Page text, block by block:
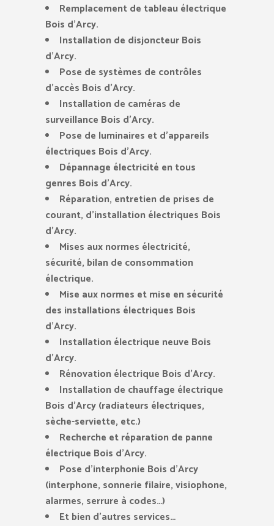
Remplacement de tableau électrique
Bois d’Arcy.
Installation de disjoncteur Bois
d’Arcy.
Pose de systèmes de contrôles
d’accès Bois d’Arcy.
Installation de caméras de
surveillance Bois d’Arcy.
Pose de luminaires et d’appareils
électriques Bois d’Arcy.
Dépannage électricité en tous
genres Bois d’Arcy.
Réparation, entretien de prises de
courant, d’installation électriques Bois
d’Arcy.
Mises aux normes électricité,
sécurité, bilan de consommation
électrique.
Mise aux normes et mise en sécurité
des installations électriques Bois
d’Arcy.
Installation électrique neuve Bois
d’Arcy.
Rénovation électrique Bois d’Arcy.
Installation de chauffage électrique
Bois d’Arcy (radiateurs électriques,
sèche-serviette, etc.)
Recherche et réparation de panne
électrique Bois d’Arcy.
Pose d’interphonie Bois d’Arcy
(interphone, sonnerie filaire, visiophone,
alarmes, serrure à codes…)
Et bien d’autres services…